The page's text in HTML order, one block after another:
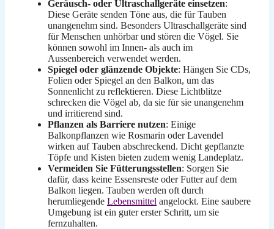
Geräusch- oder Ultraschallgeräte einsetzen:
Diese Geräte senden Töne aus, die für Tauben
unangenehm sind. Besonders Ultraschallgeräte sind
für Menschen unhörbar und stören die Vögel. Sie
können sowohl im Innen- als auch im
Aussenbereich verwendet werden.
Spiegel oder glänzende Objekte: Hängen Sie CDs,
Folien oder Spiegel an den Balkon, um das
Sonnenlicht zu reflektieren. Diese Lichtblitze
schrecken die Vögel ab, da sie für sie unangenehm
und irritierend sind.
Pflanzen als Barriere nutzen: Einige
Balkonpflanzen wie Rosmarin oder Lavendel
wirken auf Tauben abschreckend. Dicht gepflanzte
Töpfe und Kisten bieten zudem wenig Landeplatz.
Vermeiden Sie Fütterungsstellen: Sorgen Sie
dafür, dass keine Essensreste oder Futter auf dem
Balkon liegen. Tauben werden oft durch
herumliegende Lebensmittel angelockt. Eine saubere
Umgebung ist ein guter erster Schritt, um sie
fernzuhalten.